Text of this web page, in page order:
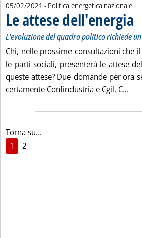
05/02/2021 - Politica energetica nazionale
Le attese dell'energia
L'evoluzione del quadro politico richiede
Chi, nelle prossime consultazioni che
le parti sociali, presenterà le attese
queste attese? Due domande per ora
certamente Confindustria e Cgil, C...
Torna su...
1
2